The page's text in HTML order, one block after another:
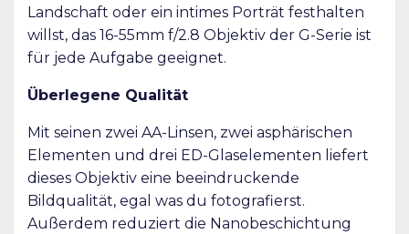
Landschaft oder ein intimes Porträt festhalten
willst, das 16-55mm f/2.8 Objektiv der G-Serie ist
für jede Aufgabe geeignet.
Überlegene Qualität
Mit seinen zwei AA-Linsen, zwei asphärischen
Elementen und drei ED-Glaselementen liefert
dieses Objektiv eine beeindruckende
Bildqualität, egal was du fotografierst.
Außerdem reduziert die Nanobeschichtung